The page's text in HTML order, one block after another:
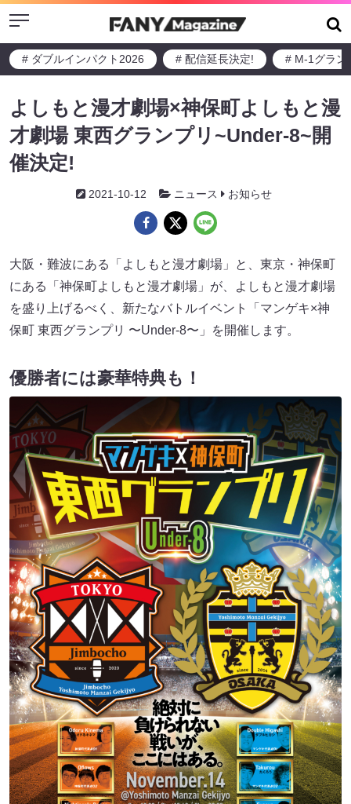
Menu
# ダブルインパクト2026 # 配信延長決定! # M-1グラン
よしもと漫才劇場×神保町よしもと漫
才劇場 東西グランプリ~Under-8~開
催決定!
2021-10-12 ニュース お知らせ
大阪・難波にある「よしもと漫才劇場」と、東京・神保町
にある「神保町よしもと漫才劇場」が、よしもと漫才劇場
を盛り上げるべく、新たなバトルイベント「マンゲキ×神
保町 東西グランプリ 〜Under-8〜」を開催します。
優勝者には豪華特典も！